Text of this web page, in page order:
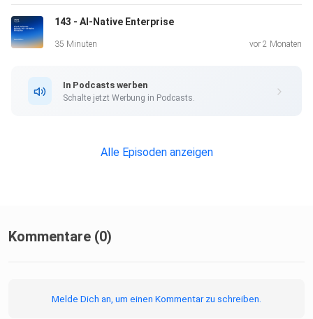
143 - AI-Native Enterprise
35 Minuten vor 2 Monaten
In Podcasts werben
Schalte jetzt Werbung in Podcasts.
Alle Episoden anzeigen
Kommentare (0)
Melde Dich an, um einen Kommentar zu schreiben.